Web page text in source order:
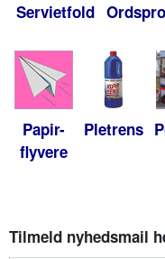
Servietfold
Papir-
flyvere
Pletrens
Tilmeld nyhedsmail